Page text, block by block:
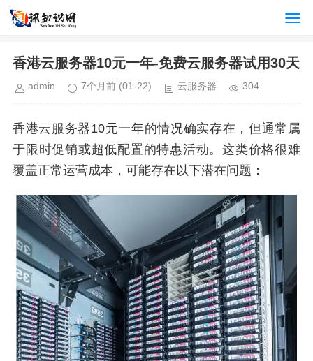
香港云服务器10元一年-免费云服务器试用30天
admin 7个月前 (01-22) 云服务器 304
香港云服务器10元一年的情况确实存在，但通常属
于限时促销或超低配置的特惠活动。这类价格很难
覆盖正常运营成本，可能存在以下潜在问题：